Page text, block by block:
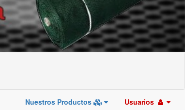
Nuestros Productos Usuarios